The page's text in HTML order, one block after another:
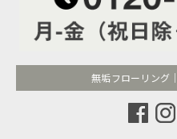
無垢フローリング